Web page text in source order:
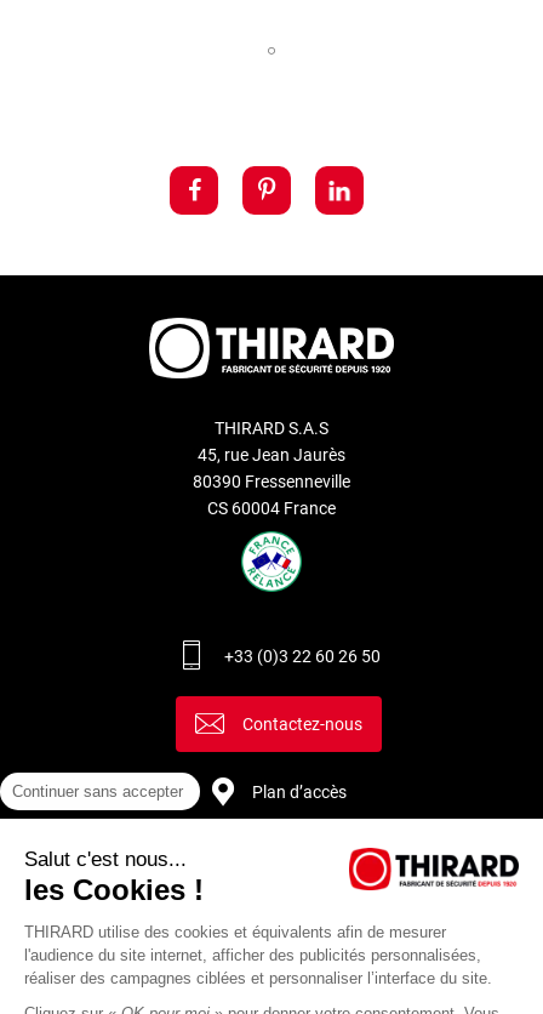
THIRARD S.A.S
45, rue Jean Jaurès
80390 Fressenneville
CS 60004 France
+33 (0)3 22 60 26 50
Contactez-nous
Plan d’accès
Continuer sans accepter
Salut c'est nous...
les Cookies !
THIRARD utilise des cookies et équivalents afin de mesurer
l'audience du site internet, afficher des publicités personnalisées,
réaliser des campagnes ciblées et personnaliser l’interface du site.